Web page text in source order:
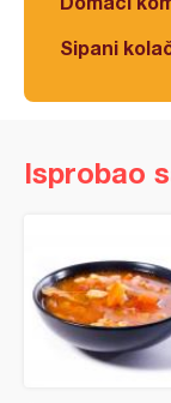
Sipani
Isprobao